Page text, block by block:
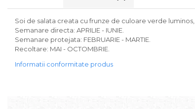
Soi de salata creata cu frunze de culoare verde
Semanare directa: APRILIE - IUNIE.
Semanare protejata: FEBRUARIE - MARTIE.
Recoltare: MAI - OCTOMBRIE.
Informatii conformitate produs